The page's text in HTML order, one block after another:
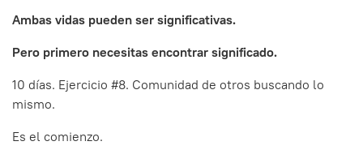
Ambas vidas pueden ser significativas.
Pero primero necesitas encontrar significado.
10 días. Ejercicio #8. Comunidad de otros buscando lo
mismo.
Es el comienzo.